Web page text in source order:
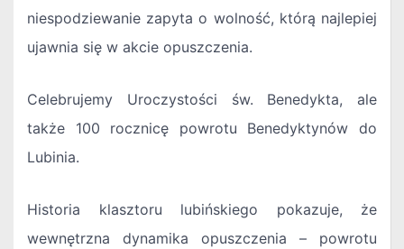
niespodziewanie zapyta o wolność, którą najlepiej
ujawnia się w akcie opuszczenia.
Celebrujemy Uroczystości św. Benedykta, ale
także 100 rocznicę powrotu Benedyktynów do
Lubinia.
Historia klasztoru lubińskiego pokazuje, że
wewnętrzna dynamika opuszczenia – powrotu